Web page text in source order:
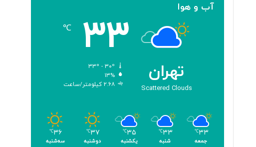
آب و هوا
تهران
Scattered Clouds
۳۳ ℃
۱۳%
۲.۶۸ کیلومتر/ساعت
۳۳℃
جمعه
۳۳℃
شنبه
۳۵℃
یکشنبه
۳۷℃
دوشنبه
۳۶℃
سه‌شنبه